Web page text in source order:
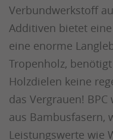
Verbundwerkstoff
Additiven bietet
eine enorme
Tropenholz,
Holzdielen keine
das Vergrauen!
aus Bambusfasern,
Leistungswerte wie